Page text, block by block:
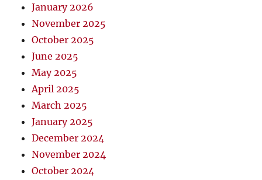
January 2026
November 2025
October 2025
June 2025
May 2025
April 2025
March 2025
January 2025
December 2024
November 2024
October 2024